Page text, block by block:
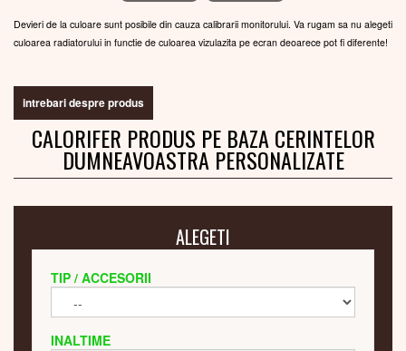
Devieri de la culoare sunt posibile din cauza calibrarii monitorului. Va rugam sa nu alegeti
culoarea radiatorului in functie de culoarea vizulazita pe ecran deoarece pot fi diferente!
intrebari despre produs
CALORIFER PRODUS PE BAZA CERINTELOR
DUMNEAVOASTRA PERSONALIZATE
ALEGETI
TIP / ACCESORII
INALTIME